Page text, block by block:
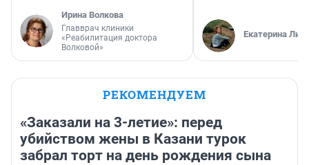
Ирина Волкова
Главврач клиники
«Реабилитация доктора
Волковой»
Екатерина
РЕКОМЕНДУЕМ
«Заказали на 3-летие»: перед
убийством жены в Казани турок
забрал торт на день рождения сына